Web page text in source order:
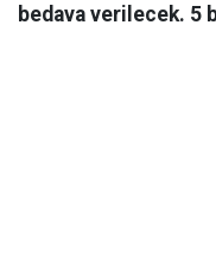
bedava verilecek. 5